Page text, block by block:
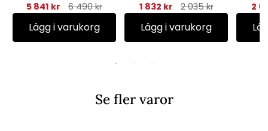
5 841 kr
6 490 kr
Lägg i varukorg
1 832 kr
2 035 kr
Lägg i varukorg
2
Se fler varor